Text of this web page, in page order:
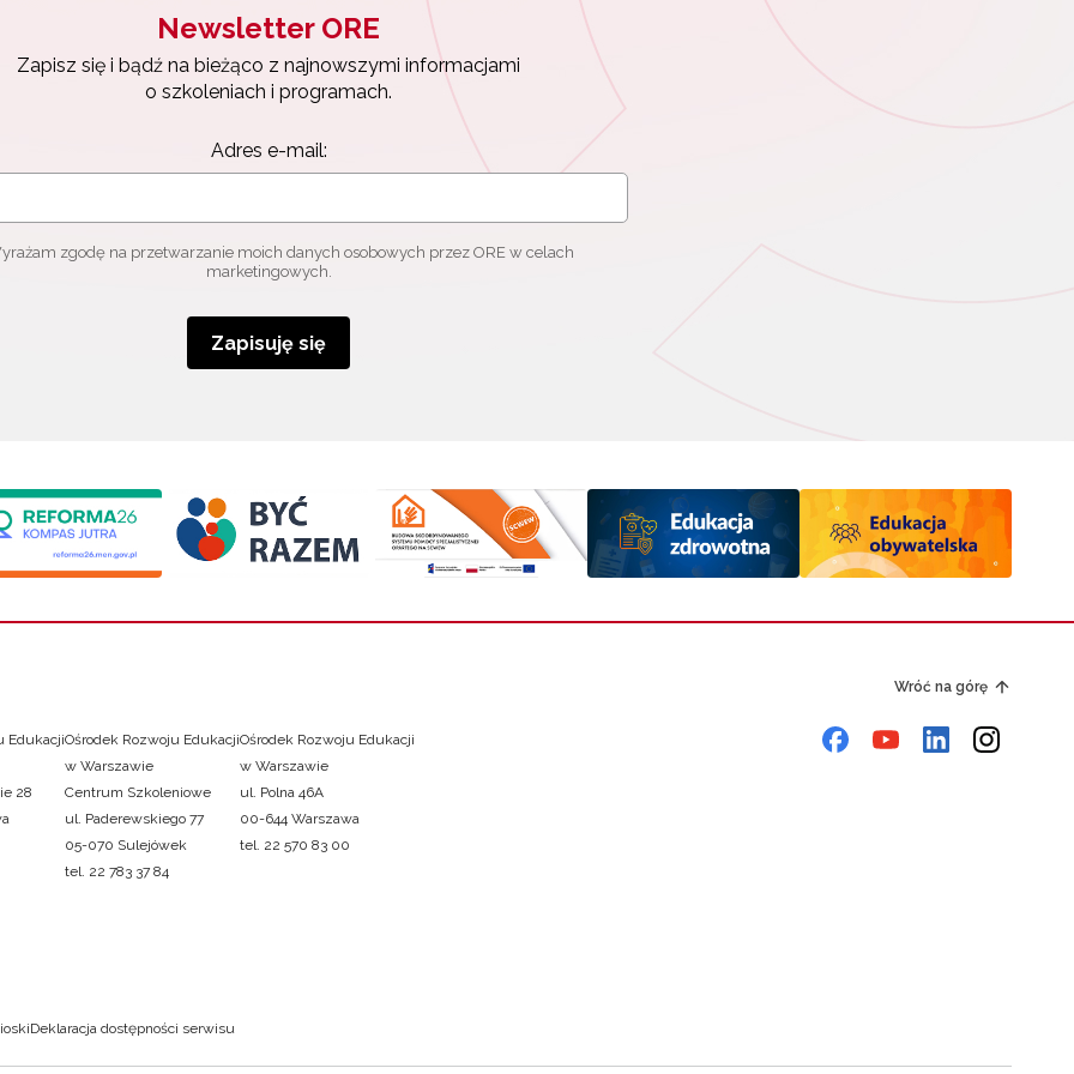
Newsletter ORE
Zapisz się i bądź na bieżąco z najnowszymi informacjami
o szkoleniach i programach.
Adres e-mail:
zgodę na przetwarzanie moich danych osobowych przez ORE w celach
marketingowych.
Zapisuję się
Wróć na górę
Edukacji
28
Ośrodek Rozwoju Edukacji
w Warszawie
Centrum Szkoleniowe
ul. Paderewskiego 77
05-070 Sulejówek
tel. 22 783 37 84
Ośrodek Rozwoju Edukacji
w Warszawie
ul. Polna 46A
00-644 Warszawa
tel. 22 570 83 00
Deklaracja dostępności serwisu